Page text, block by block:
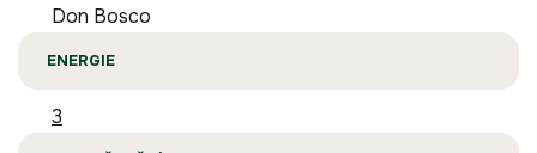
Don Bosco
ENERGIE
3